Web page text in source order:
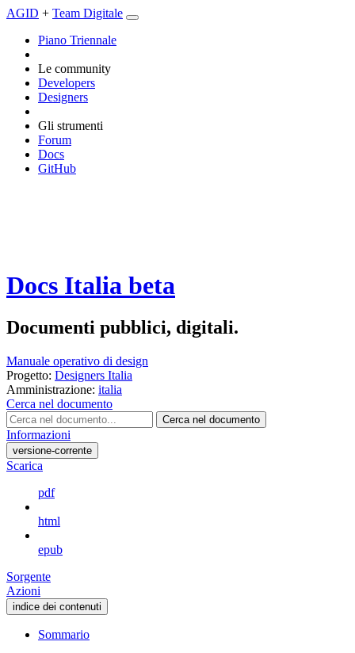
AGID + Team Digitale
Piano Triennale
Le community
Developers
Designers
Gli strumenti
Forum
Docs
GitHub
Docs Italia beta
Documenti pubblici, digitali.
Manuale operativo di design
Progetto: Designers Italia
Amministrazione: italia
Cerca nel documento
Cerca nel documento
Informazioni
versione-corrente
Scarica
pdf
html
epub
Sorgente
Azioni
indice dei contenuti
Sommario